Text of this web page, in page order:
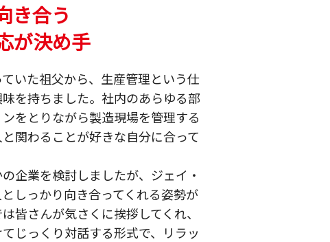
き合う
が決め手
いた祖父から、生産管理という仕
を持ちました。社内のあらゆる部
をとりながら製造現場を管理する
関わることが好きな自分に合って
企業を検討しましたが、ジェイ・
しっかり向き合ってくれる姿勢が
皆さんが気さくに挨拶してくれ、
じっくり対話する形式で、リラッ